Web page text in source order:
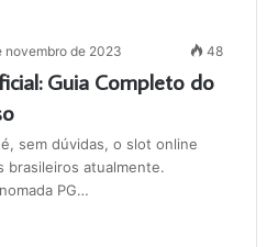
novembro de 2023 48
Guia Completo do
sem dúvidas, o slot online
brasileiros atualmente.
PG…